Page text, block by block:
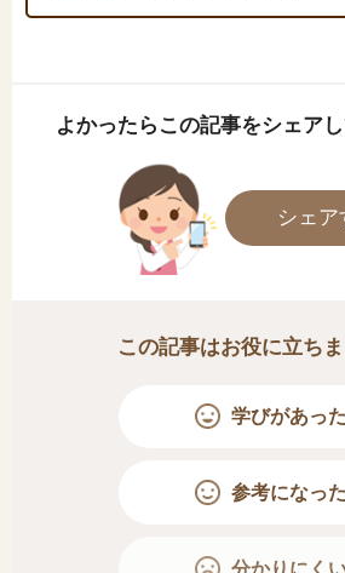
よかったらこの記事をシェア
シェア
この記事はお役に立ち
学びがあった
参考になった
分かりにく